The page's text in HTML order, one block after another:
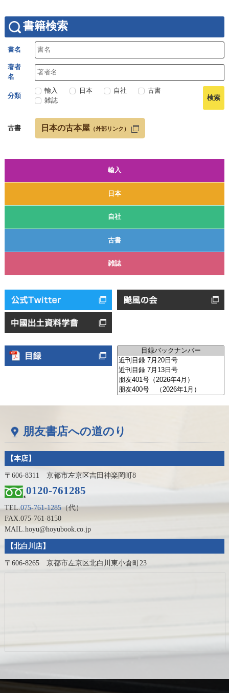
輸入
日本
自社
古書
雑誌
書籍検索
書名
著者
名
分類
輸入 日本 自社
古書
雑誌
古書 日本の古本屋 （外部リンク）
朋友書店への道のり
【本店】
〒606-8311 京都市左京区吉田神楽岡町8
0120-761285
TEL.075-761-1285（代）
FAX.075-761-8150
MAIL.hoyu@hoyubook.co.jp
【北白川店】
〒606-8265 京都市左京区北白川東小倉町23